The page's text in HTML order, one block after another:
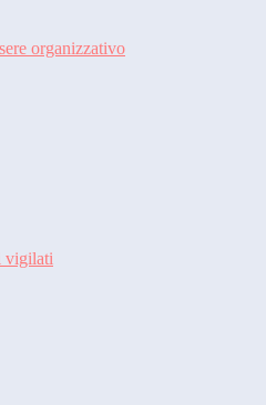
organizzativo
vigilati